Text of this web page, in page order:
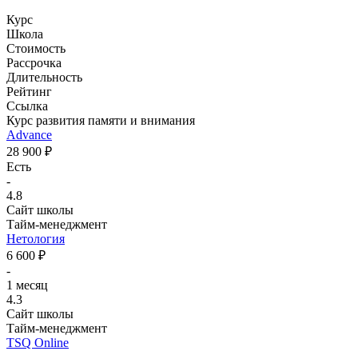
Курс
Школа
Стоимость
Рассрочка
Длительность
Рейтинг
Ссылка
Курс развития памяти и внимания
Advance
28 900 ₽
Есть
-
4.8
Сайт школы
Тайм-менеджмент
Нетология
6 600 ₽
-
1 месяц
4.3
Сайт школы
Тайм-менеджмент
TSQ Online